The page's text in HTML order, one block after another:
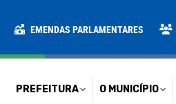
EMENDAS PARLAMENTARES
PREFEITURA O MUNICÍPIO